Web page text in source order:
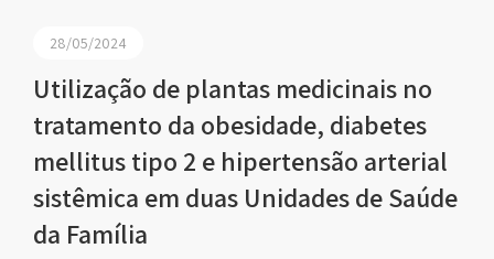
28/05/2024
Utilização de plantas medicinais no
tratamento da obesidade, diabetes
mellitus tipo 2 e hipertensão arterial
sistêmica em duas Unidades de Saúde
da Família